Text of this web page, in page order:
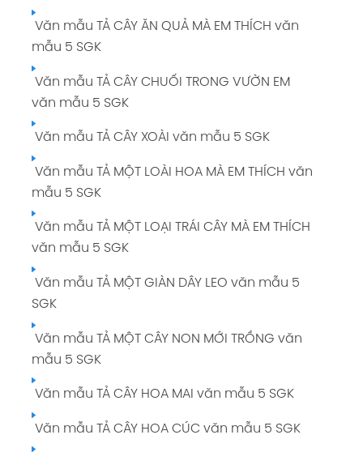
Tuần 11: GIỮ LẤY MÀU XANH giải Tiếng Việt 5
tập 1 Trang 102
Soạn bài TẬP LÀM VĂN: TRẢ BÀI VĂN TẢ CẢNH
giải Tiếng Việt 5 tập 1 Trang 109 SGK
Tuần 13: GIỮ LẤY MÀU XANH giải Tiếng Việt 5
tập 1 Trang 124
Tuần 14: VÌ HẠNH PHÚC CON NGƯỜI giải
Tiếng Việt 5 tập 1 Trang 135
Tuần 15: VÌ HẠNH PHÚC CON NGƯỜI giải
Tiếng Việt 5 tập 1 Trang 144
Tuần 16: VÌ HẠNH PHÚC CON NGƯỜI giải
Tiếng Việt 5 tập 1 Trang 153
Tuần 17: VÌ HẠNH PHÚC CON NGƯỜI giải
Tiếng Việt 5 tập 1 Trang 164
Tuần 18: ÔN TẬP CUỐI HỌC KÌ I giải Tiếng
Việt 5 tập 1 Trang 173
Văn mẫu TẢ CÂY ĂN QUẢ MÀ EM THÍCH văn
mẫu 5 SGK
Văn mẫu TẢ CÂY CHUỐI TRONG VƯỜN EM
văn mẫu 5 SGK
Văn mẫu TẢ CÂY XOÀI văn mẫu 5 SGK
Văn mẫu TẢ MỘT LOÀI HOA MÀ EM THÍCH văn
mẫu 5 SGK
Văn mẫu TẢ MỘT LOẠI TRÁI CÂY MÀ EM THÍCH
văn mẫu 5 SGK
Văn mẫu TẢ MỘT GIÀN DÂY LEO văn mẫu 5
SGK
Văn mẫu TẢ MỘT CÂY NON MỚI TRỒNG văn
mẫu 5 SGK
Văn mẫu TẢ CÂY HOA MAI văn mẫu 5 SGK
Văn mẫu TẢ CÂY HOA CÚC văn mẫu 5 SGK